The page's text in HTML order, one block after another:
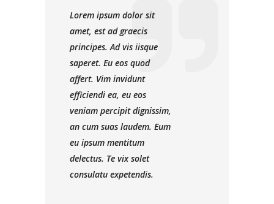
Lorem ipsum dolor sit
amet, est ad graecis
principes. Ad vis iisque
saperet. Eu eos quod
affert. Vim invidunt
efficiendi ea, eu eos
veniam percipit dignissim,
an cum suas laudem. Eum
eu ipsum mentitum
delectus. Te vix solet
consulatu expetendis.